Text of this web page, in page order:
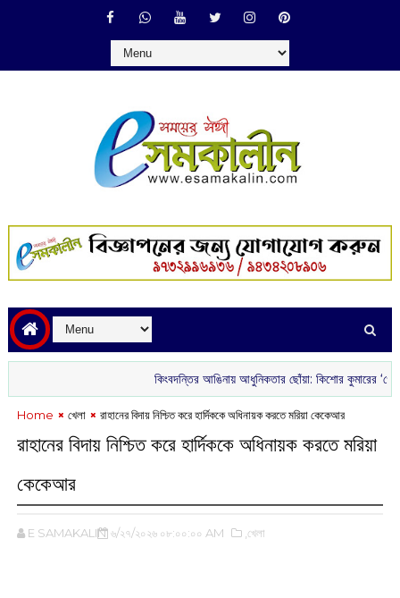
কিংবদন্তির আঙিনায় আধুনিকতার ছোঁয়া: কিশোর কুমারের ‘গৌরী কুঞ্জ’ থেকে
Home খেলা রাহানের বিদায় নিশ্চিত করে হার্দিককে অধিনায়ক করতে মরিয়া কেকেআর
রাহানের বিদায় নিশ্চিত করে হার্দিককে অধিনায়ক করতে মরিয়া
কেকেআর
E SAMAKALIN ৬/২৭/২০২৬ ০৮:০০:০০ AM ,খেলা